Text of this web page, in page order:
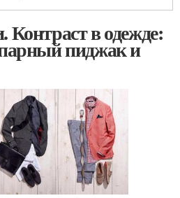
в одежде:
пиджак и